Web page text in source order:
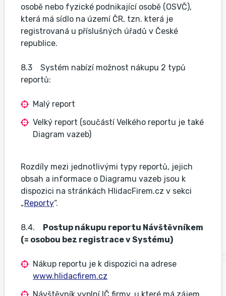
osobě nebo fyzické podnikající osobě (OSVČ),
která má sídlo na území ČR, tzn. která je
registrovaná u příslušných úřadů v České
republice.
8.3 Systém nabízí možnost nákupu 2 typů
reportů:
Malý report
Velký report (součástí Velkého reportu je také
Diagram vazeb)
Rozdíly mezi jednotlivými typy reportů, jejich
obsah a informace o Diagramu vazeb jsou k
dispozici na stránkách HlidacFirem.cz v sekci
„Reporty“.
8.4. Postup nákupu reportu Návštěvníkem
(= osobou bez registrace v Systému)
Nákup reportu je k dispozici na adrese
www.hlidacfirem.cz